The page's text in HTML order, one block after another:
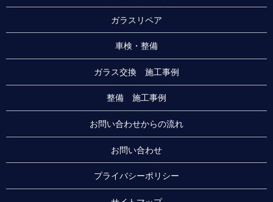
ガラスリペア
車検・整備
ガラス交換 施工事例
整備 施工事例
お問い合わせからの流れ
お問い合わせ
プライバシーポリシー